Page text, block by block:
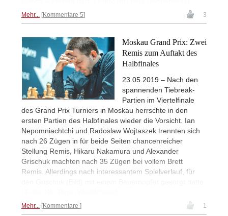
Mehr... Kommentare 5 3
Moskau Grand Prix: Zwei
Remis zum Auftakt des
Halbfinales
23.05.2019 – Nach den
spannenden Tiebreak-
Partien im Viertelfinale
des Grand Prix Turniers in Moskau herrschte in den
ersten Partien des Halbfinales wieder die Vorsicht. Ian
Nepomniachtchi und Radoslaw Wojtaszek trennten sich
nach 26 Zügen in für beide Seiten chancenreicher
Stellung Remis, Hikaru Nakamura und Alexander
Grischuk machten nach 35 Zügen bei vollem Brett
Remis. Allerdings nach interessantem Spielverlauf, für
Mehr... Kommentare 1